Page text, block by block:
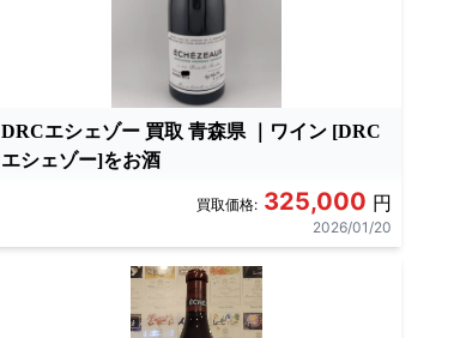
DRCエシェゾー 買取 青森県 ｜ワイン [DRC
エシェゾー]をお酒
買取価格: 325,000 円
2026/01/20